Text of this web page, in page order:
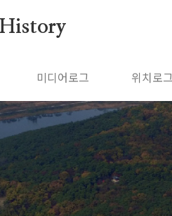
미디어로그 위치로그